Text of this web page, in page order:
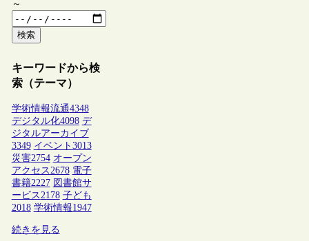
～
検索
キーワードから検
索（テーマ）
学術情報流通4348
デジタル化4098 デ
ジタルアーカイブ
3349 イベント 3013
災害2754 オープン
アクセス 2678 電子
書籍2227 図書館サ
ービス 2178 子ども
2018 学術情報1947
続きを見る